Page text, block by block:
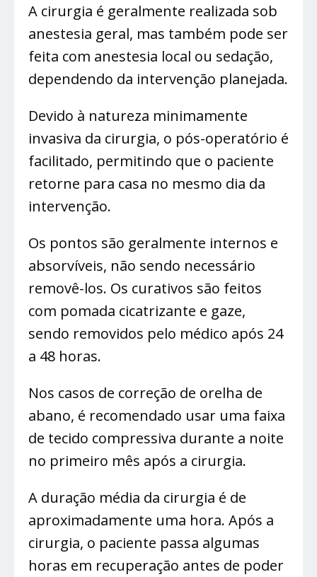
A cirurgia é geralmente realizada sob
anestesia geral, mas também pode ser
feita com anestesia local ou sedação,
dependendo da intervenção planejada.
Devido à natureza minimamente
invasiva da cirurgia, o pós-operatório é
facilitado, permitindo que o paciente
retorne para casa no mesmo dia da
intervenção.
Os pontos são geralmente internos e
absorvíveis, não sendo necessário
removê-los. Os curativos são feitos
com pomada cicatrizante e gaze,
sendo removidos pelo médico após 24
a 48 horas.
Nos casos de correção de orelha de
abano, é recomendado usar uma faixa
de tecido compressiva durante a noite
no primeiro mês após a cirurgia.
A duração média da cirurgia é de
aproximadamente uma hora. Após a
cirurgia, o paciente passa algumas
horas em recuperação antes de poder